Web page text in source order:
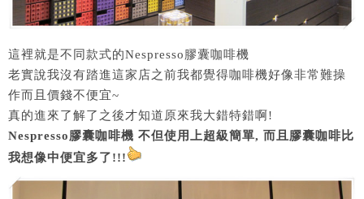
這裡就是不同款式的Nespresso膠囊咖啡機
老實說我沒有踏進這家店之前我都覺得咖啡機好像非常難操
作而且價錢不便宜~
真的進來了解了之後才知道原來我大錯特錯啊!
Nespresso膠囊咖啡機 不但使用上超級簡單, 而且膠囊咖啡比
我想像中便宜多了!!!